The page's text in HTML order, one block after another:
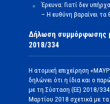
Έρευνα: Γιατί δεν
– Η ευθύνη βαραίνει τα
Δήλωση συμμόρφωσης
2018/334
Η ατομική επιχείρηση
δηλώνει ότι η ίδια και ο
με τη Σύσταση (ΕΕ) 2018/
Μαρτίου 2018 σχετικά με